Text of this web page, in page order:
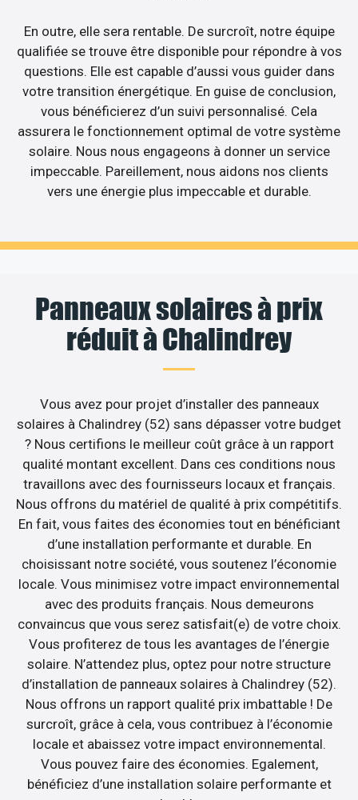
En outre, elle sera rentable. De surcroît, notre équipe
qualifiée se trouve être disponible pour répondre à vos
questions. Elle est capable d’aussi vous guider dans
votre transition énergétique. En guise de conclusion,
vous bénéficierez d’un suivi personnalisé. Cela
assurera le fonctionnement optimal de votre système
solaire. Nous nous engageons à donner un service
impeccable. Pareillement, nous aidons nos clients
vers une énergie plus impeccable et durable.
Panneaux solaires à prix
réduit à Chalindrey
Vous avez pour projet d’installer des panneaux
solaires à Chalindrey (52) sans dépasser votre budget
? Nous certifions le meilleur coût grâce à un rapport
qualité montant excellent. Dans ces conditions nous
travaillons avec des fournisseurs locaux et français.
Nous offrons du matériel de qualité à prix compétitifs.
En fait, vous faites des économies tout en bénéficiant
d’une installation performante et durable. En
choisissant notre société, vous soutenez l’économie
locale. Vous minimisez votre impact environnemental
avec des produits français. Nous demeurons
convaincus que vous serez satisfait(e) de votre choix.
Vous profiterez de tous les avantages de l’énergie
solaire. N’attendez plus, optez pour notre structure
d’installation de panneaux solaires à Chalindrey (52).
Nous offrons un rapport qualité prix imbattable ! De
surcroît, grâce à cela, vous contribuez à l’économie
locale et abaissez votre impact environnemental.
Vous pouvez faire des économies. Egalement,
bénéficiez d’une installation solaire performante et